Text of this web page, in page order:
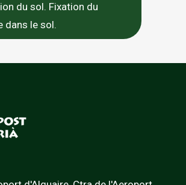
du sol. Fixation du
dans le sol.